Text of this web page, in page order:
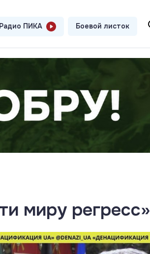
Радио ПИКА Боевой листок
миру регресс»